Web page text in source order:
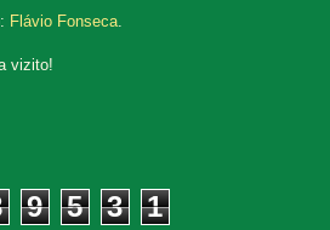
Flávio Fonseca.
vizito!
9 5 3 1